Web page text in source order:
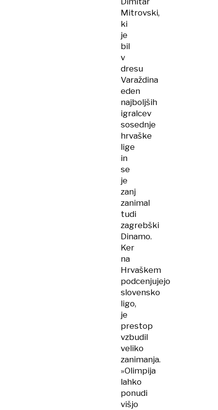
Mitrovski,
ki
je
bil
v
dresu
Varaždina
eden
najboljših
igralcev
sosednje
hrvaške
lige
in
se
je
zanj
zanimal
tudi
zagrebški
Dinamo.
Ker
na
Hrvaškem
podcenjujejo
slovensko
ligo,
je
prestop
vzbudil
veliko
zanimanja.
»Olimpija
lahko
ponudi
višjo